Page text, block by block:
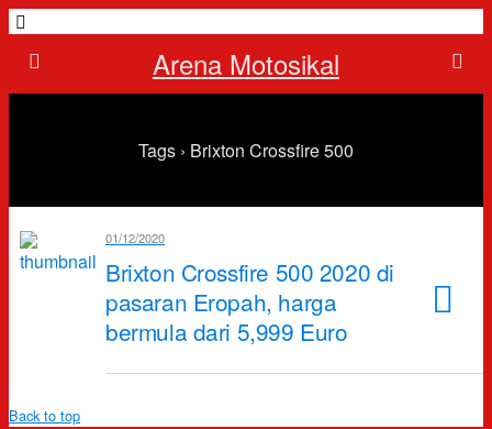
Arena Motosikal
Tags › Brixton Crossfire 500
01/12/2020
Brixton Crossfire 500 2020 di
pasaran Eropah, harga
bermula dari 5,999 Euro
Back to top